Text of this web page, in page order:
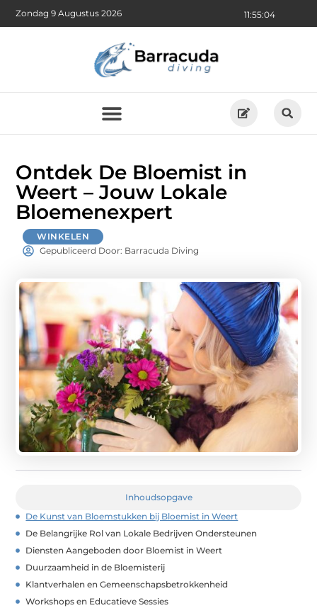
11:55:05
Zondag 9 Augustus 2026
Ontdek De Bloemist in
Weert – Jouw Lokale
Bloemenexpert
WINKELEN
Gepubliceerd Door: Barracuda Diving
Inhoudsopgave
De Kunst van Bloemstukken bij Bloemist in Weert
De Belangrijke Rol van Lokale Bedrijven Ondersteunen
Diensten Aangeboden door Bloemist in Weert
Duurzaamheid in de Bloemisterij
Klantverhalen en Gemeenschapsbetrokkenheid
Workshops en Educatieve Sessies